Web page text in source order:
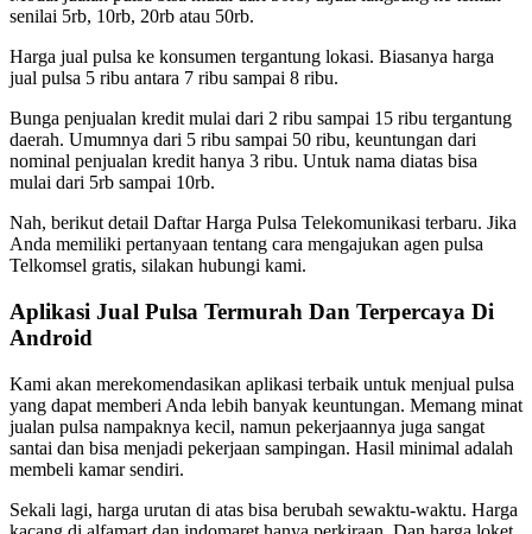
senilai 5rb, 10rb, 20rb atau 50rb.
Harga jual pulsa ke konsumen tergantung lokasi. Biasanya harga
jual pulsa 5 ribu antara 7 ribu sampai 8 ribu.
Bunga penjualan kredit mulai dari 2 ribu sampai 15 ribu tergantung
daerah. Umumnya dari 5 ribu sampai 50 ribu, keuntungan dari
nominal penjualan kredit hanya 3 ribu. Untuk nama diatas bisa
mulai dari 5rb sampai 10rb.
Nah, berikut detail Daftar Harga Pulsa Telekomunikasi terbaru. Jika
Anda memiliki pertanyaan tentang cara mengajukan agen pulsa
Telkomsel gratis, silakan hubungi kami.
Aplikasi Jual Pulsa Termurah Dan Terpercaya Di
Android
Kami akan merekomendasikan aplikasi terbaik untuk menjual pulsa
yang dapat memberi Anda lebih banyak keuntungan. Memang minat
jualan pulsa nampaknya kecil, namun pekerjaannya juga sangat
santai dan bisa menjadi pekerjaan sampingan. Hasil minimal adalah
membeli kamar sendiri.
Sekali lagi, harga urutan di atas bisa berubah sewaktu-waktu. Harga